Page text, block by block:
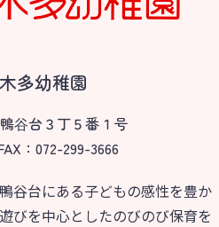
多幼稚園
⾕台３丁５番１号
：072-299-3666
谷台にある子どもの感性を豊か
びを中心としたのびのび保育を